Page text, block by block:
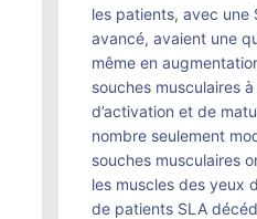
les patients, avec une
avancé, avaient une
même en
souches musculaires
d’activation et de
nombre seulement
souches musculaires
les muscles des yeux
de patients SLA